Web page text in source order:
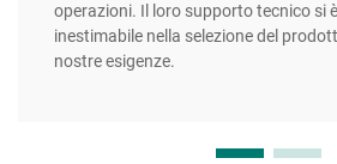
operazioni. Il loro supporto tecnico si
inestimabile nella selezione del
nostre esigenze.